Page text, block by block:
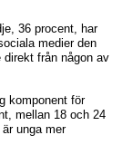
36 procent, har
medier den
direkt från någon av
komponent för
mellan 18 och 24
unga mer